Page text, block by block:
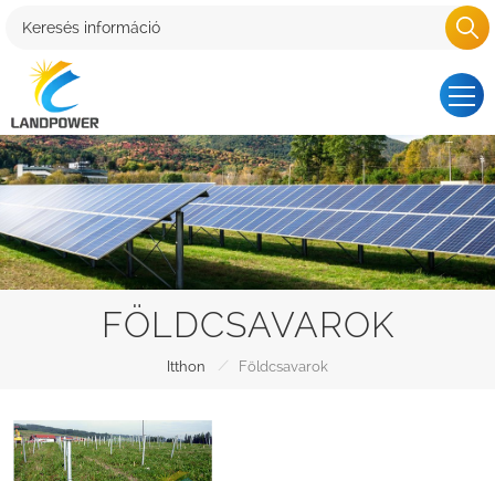
FÖLDCSAVAROK
Itthon / Földcsavarok